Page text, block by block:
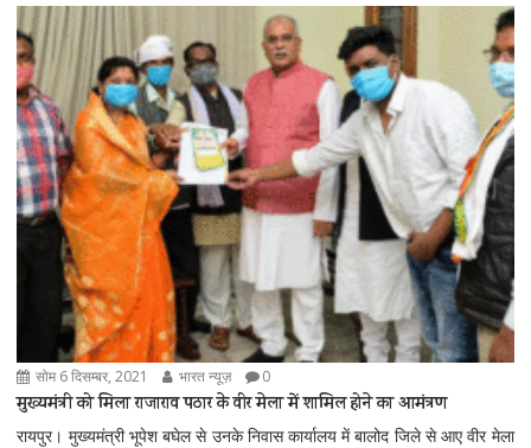
सोम 6 दिसम्बर, 2021 भारत न्यूज़ 0
मुख्यमंत्री को मिला राजाराव पठार के वीर मेला में शामिल होने का आमंत्रण
रायपुर। मुख्यमंत्री भूपेश बघेल से उनके निवास कार्यालय में बालोद जिले से आए वीर मेला